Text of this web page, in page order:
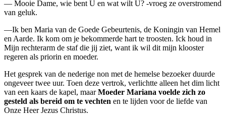
— Mooie Dame, wie bent U en wat wilt U? -vroeg ze overstromend
van geluk.
—Ik ben Maria van de Goede Gebeurtenis, de Koningin van Hemel
en Aarde. Ik kom om je bekommerde hart te troosten. Ick houd in
Mijn rechterarm de staf die jij ziet, want ik wil dit mijn klooster
regeren als priorin en moeder.
Het gesprek van de nederige non met de hemelse bezoeker duurde
ongeveer twee uur. Toen deze vertrok, verlichtte alleen het dim licht
van een kaars de kapel, maarMoeder Mariana voelde zich zo
gesteld als bereid om te vechten en te lijden voor de liefde van
Onze Heer Jezus Christus.